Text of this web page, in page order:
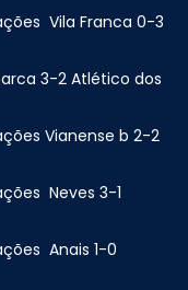
Vila Franca 0-3
3-2 Atlético dos
Vianense b 2-2
Neves 3-1
Anais 1-0